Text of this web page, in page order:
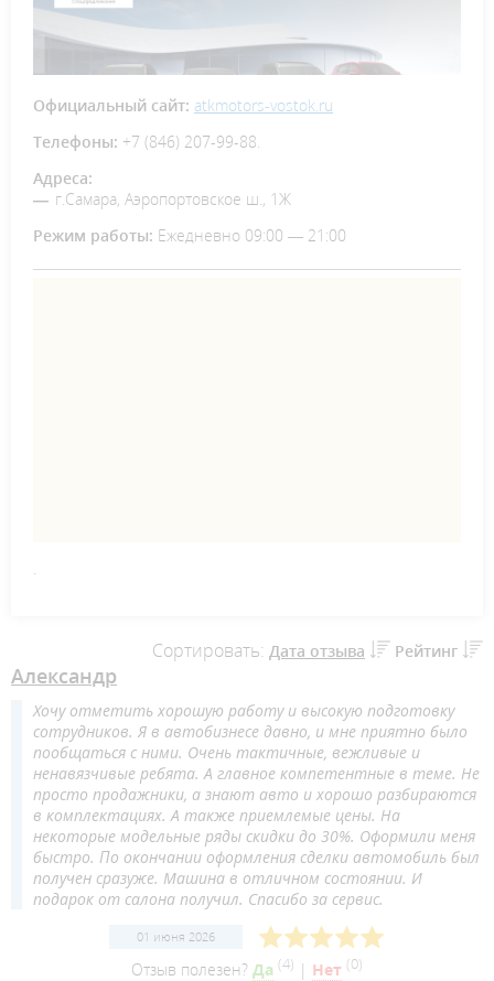
Официальный сайт: atkmotors-vostok.ru
Телефоны: +7 (846) 207-99-88.
Адреса:
г.Самара, Аэропортовское ш., 1Ж
Режим работы: Ежедневно 09:00 — 21:00
.
Сортировать: Дата отзыва Рейтинг
Александр
Хочу отметить хорошую работу и высокую подготовку
сотрудников. Я в автобизнесе давно, и мне приятно было
пообщаться с ними. Очень тактичные, вежливые и
ненавязчивые ребята. А главное компетентные в теме. Не
просто продажники, а знают авто и хорошо разбираются
в комплектациях. А также приемлемые цены. На
некоторые модельные ряды скидки до 30%. Оформили меня
быстро. По окончании оформления сделки автомобиль был
получен сразуже. Машина в отличном состоянии. И
подарок от салона получил. Спасибо за сервис.
01 июня 2026
Отзыв полезен? Да (4) | Нет (0)